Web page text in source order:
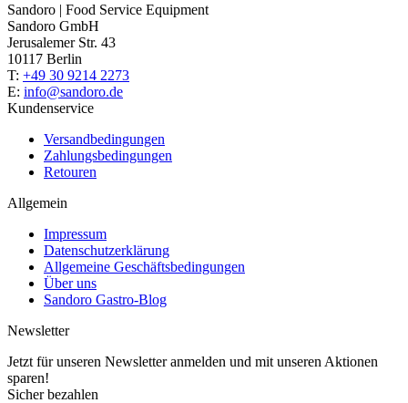
Sandoro | Food Service Equipment
Sandoro GmbH
Jerusalemer Str. 43
10117 Berlin
T: +49 30 9214 2273
E: info@sandoro.de
Kundenservice
Versandbedingungen
Zahlungsbedingungen
Retouren
Allgemein
Impressum
Datenschutzerklärung
Allgemeine Geschäftsbedingungen
Über uns
Sandoro Gastro-Blog
Newsletter
Jetzt für unseren Newsletter anmelden und mit unseren Aktionen
sparen!
Sicher bezahlen